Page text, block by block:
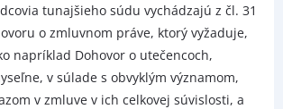
tunajšieho súdu vychádzajú z čl. 31
o zmluvnom práve, ktorý vyžaduje,
napríklad Dohovor o utečencoch,
v súlade s obvyklým významom,
v zmluve v ich celkovej súvislosti, a